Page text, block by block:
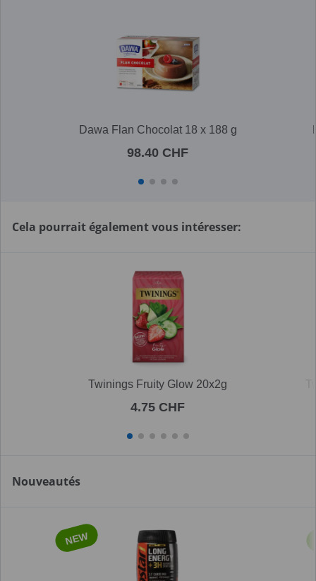
Dawa Flan Chocolat 18 x 188 g
98.40 CHF
Cela pourrait également vous intéresser:
Twinings Fruity Glow 20x2g
4.75 CHF
Nouveautés
NEW